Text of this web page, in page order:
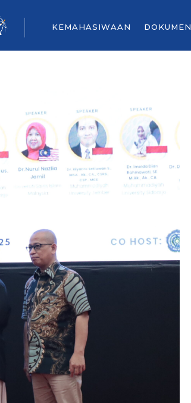
KEMAHASIWAAN DOKUMEN